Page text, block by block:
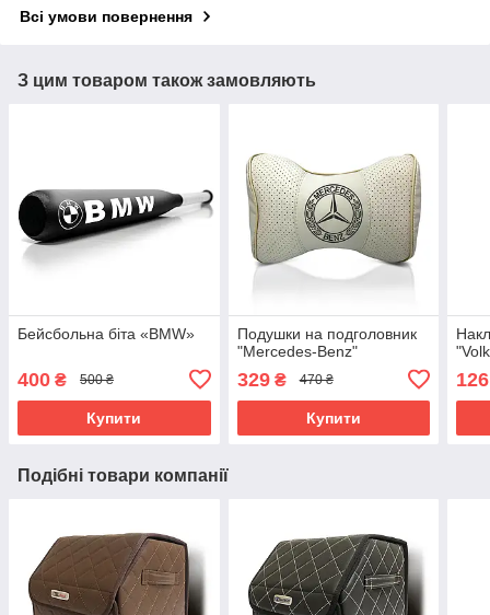
Всі умови повернення
З цим товаром також замовляють
Бейсбольна біта «BMW»
400 ₴ 500 ₴
Купити
Подушки на подголовник
"Mercedes-Benz"
329₴ 470 ₴
Купити
126
Подібні товари компанії